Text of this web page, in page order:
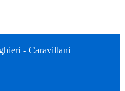
- Caravillani